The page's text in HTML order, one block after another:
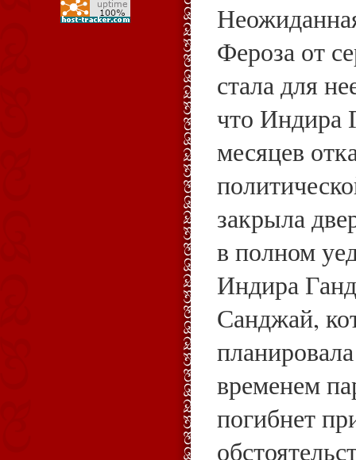
Фероза от
стала для
что Индира
месяцев
закрыла
в полном
Индира
Санджай,
временем
погибнет